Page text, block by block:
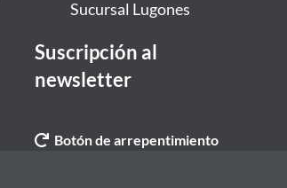
Sucursal Lugones
Suscripción al
newsletter
Botón de arrepentimiento